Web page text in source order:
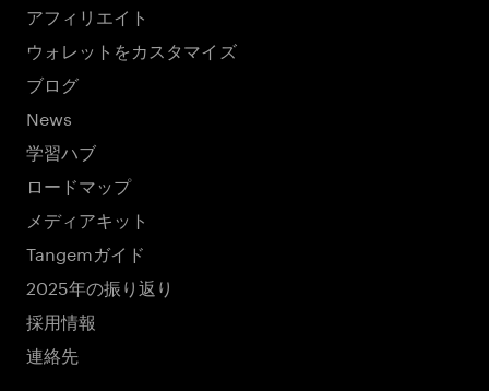
アフィリエイト
ウォレットをカスタマイズ
ブログ
News
学習ハブ
ロードマップ
メディアキット
Tangemガイド
2025年の振り返り
採用情報
連絡先